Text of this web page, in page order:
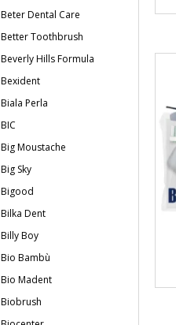
Beter Dental Care
Better Toothbrush
Beverly Hills Formula
Bexident
Biala Perla
BIC
Big Moustache
Big Sky
Bigood
Bilka Dent
Billy Boy
Bio Bambù
Bio Madent
Biobrush